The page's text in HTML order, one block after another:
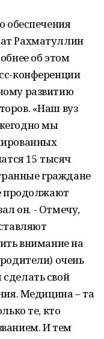
обеспечения
Рахматуллин
об этом
конференции
развитию
«Наш вуз
мы
15 тысяч
граждане
продолжают
он. - Отмечу,
внимание на
очень
свой
Медицина – та
те, кто
И тем